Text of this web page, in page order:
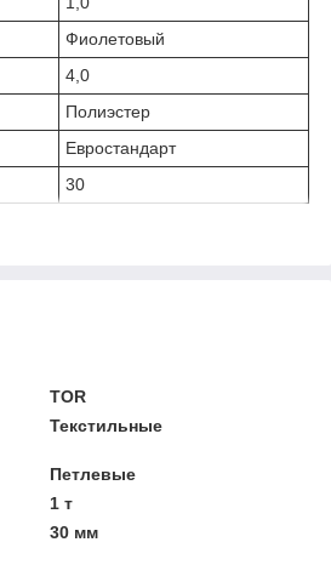
Фиолетовый
4,0
Полиэстер
Евростандарт
30
TOR
Текстильные
Петлевые
1 т
30 мм